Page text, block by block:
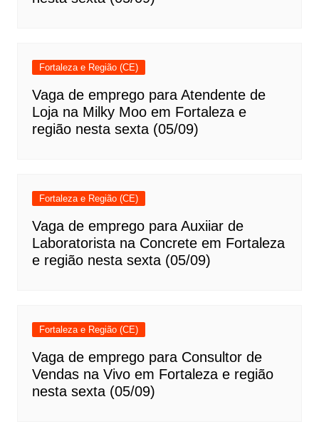
Fortaleza e Região (CE)
Vaga de emprego para Atendente de
Loja na Milky Moo em Fortaleza e
região nesta sexta (05/09)
Fortaleza e Região (CE)
Vaga de emprego para Auxiiar de
Laboratorista na Concrete em Fortaleza
e região nesta sexta (05/09)
Fortaleza e Região (CE)
Vaga de emprego para Consultor de
Vendas na Vivo em Fortaleza e região
nesta sexta (05/09)